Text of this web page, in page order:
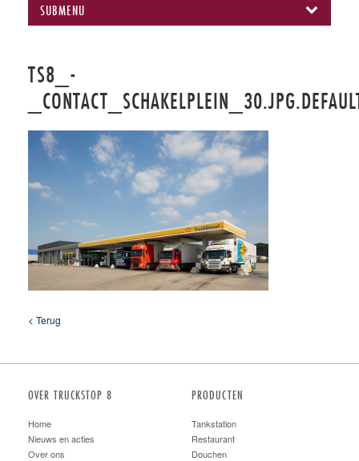
SUBMENU
TS8_-
< Terug
OVER TRUCKSTOP 8
Home
Nieuws en acties
Over ons
PRODUCTEN
Tankstation
Restaurant
Douchen